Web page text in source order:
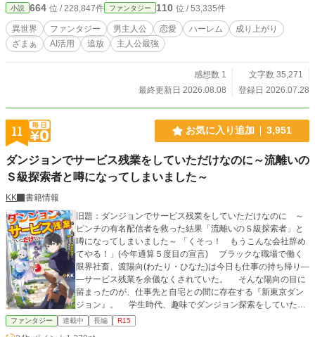
小説 664 位 / 228,847件 ファンタジー 110 位 / 53,335件
異世界 ファンタジー 男主人公 恋愛 ハーレム
成り上がり
ざまぁ
AI活用 追放 主人公最強
感想数 1
文字数 35,271
最終更新日 2026.08.08
登録日 2026.07.28
11 お気に入り追加 3,951
ダンジョンでサービス残業をしていただけなのに～流離いの
Ｓ級探索者と噂になってしまいました～
KK
書籍情報
旧題：ダンジョンでサービス残業をしていただけなのに ～
ピンチの有名配信者を救った結果「流離いのＳ級探索者」と
噂になってしまいました～ 「くそっ！ もうこんな会社辞め
てやる！」(今年通算５度目の宣言) ブラックな職場で働く
限界社畜、渡陽向(わたり・ひなた)は今日も仕事の持ち帰り―
―サービス残業を余儀なくされていた。 そんな陽向の目に
留まったのが、仕事先と自宅との間に存在する『新東京ダン
ジョン』。 学生時代、趣味でダンジョン探索をしていた記
憶を思い出し、陽向はサービス残業のアイデア出しも兼ねて
気晴らしに潜る事にした。 昔の感覚を取り戻しながら、軽
ファンタジー 連載中 長編 R15